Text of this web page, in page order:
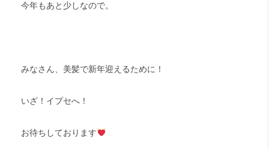
今年もあと少しなので。
みなさん、美髪で新年迎えるために！
いざ！イプセへ！
お待ちしております